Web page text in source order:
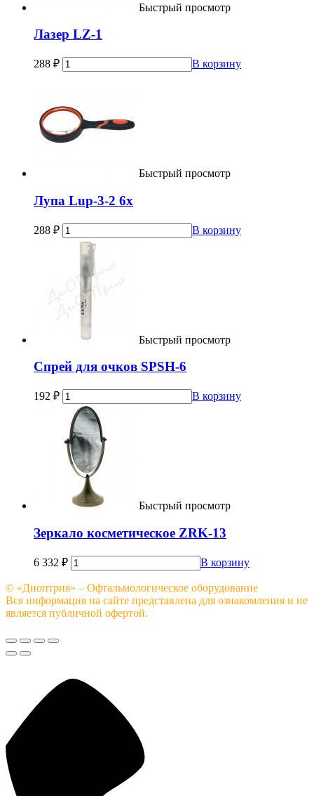
Быстрый просмотр
Лазер LZ-1
288 ₽ В корзину
Быстрый просмотр
Лупа Lup-3-2 6х
288 ₽ В корзину
Быстрый просмотр
Спрей для очков SPSH-6
192 ₽ В корзину
Быстрый просмотр
Зеркало косметическое ZRK-13
6 332 ₽ В корзину
© «Диоптрия» – Офтальмологическое оборудование
Вся информация на сайте представлена для ознакомления и не
является публичной офертой.